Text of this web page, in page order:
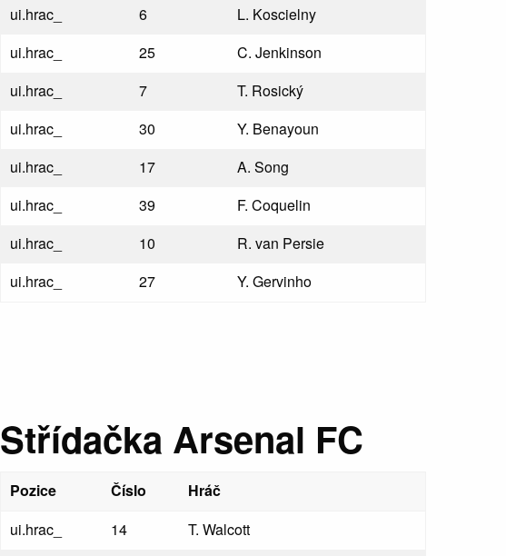
ui.hrac_
6
L. Koscielny
ui.hrac_
25
C. Jenkinson
ui.hrac_
7
T. Rosický
ui.hrac_
30
Y. Benayoun
ui.hrac_
17
A. Song
ui.hrac_
39
F. Coquelin
ui.hrac_
10
R. van Persie
ui.hrac_
27 Y. Gervinho
Střídačka Arsenal FC
Pozice Číslo
Hráč
ui.hrac_
14
T. Walcott